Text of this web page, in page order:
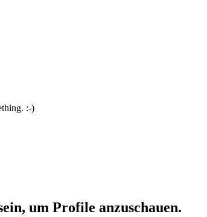
:-)
um Profile anzuschauen.